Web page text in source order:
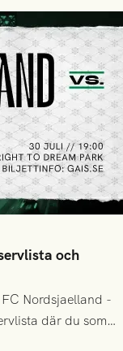
och
Nordsjaelland -
där du som
Du kan